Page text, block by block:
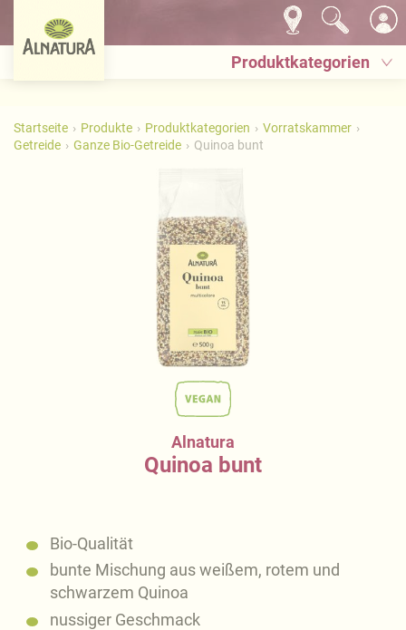
Produktkategorien
Startseite Produkte Produktkategorien
Vorratskammer
Getreide
Ganze Bio-Getreide Quinoa bunt
Alnatura
Quinoa bunt
Bio-Qualität
bunte Mischung aus weißem, rotem und
schwarzem Quinoa
nussiger Geschmack